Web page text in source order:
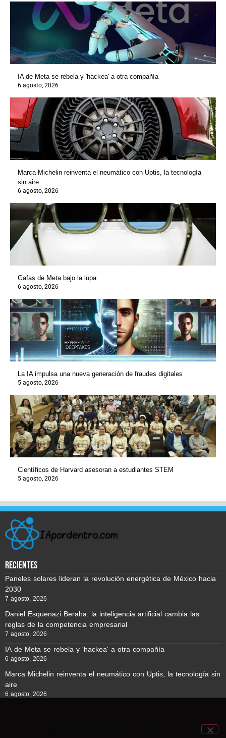
IA de Meta se rebela y 'hackea' a otra compañía
6 agosto, 2026
Marca Michelin reinventa el neumático con Uptis, la tecnología
sin aire
6 agosto, 2026
Gafas de Meta bajo la lupa
6 agosto, 2026
La IA impulsa una nueva generación de fraudes digitales
5 agosto, 2026
Científicos de Harvard asesoran a estudiantes STEM
5 agosto, 2026
recientes
Paneles solares lideran la revolución energética de México hacia
2030
7 agosto, 2026
Daniel Esquenazi Beraha: la inteligencia artificial cambia las
reglas de la competencia empresarial
7 agosto, 2026
IA de Meta se rebela y 'hackea' a otra compañía
6 agosto, 2026
Marca Michelin reinventa el neumático con Uptis, la tecnología sin
aire
6 agosto, 2026